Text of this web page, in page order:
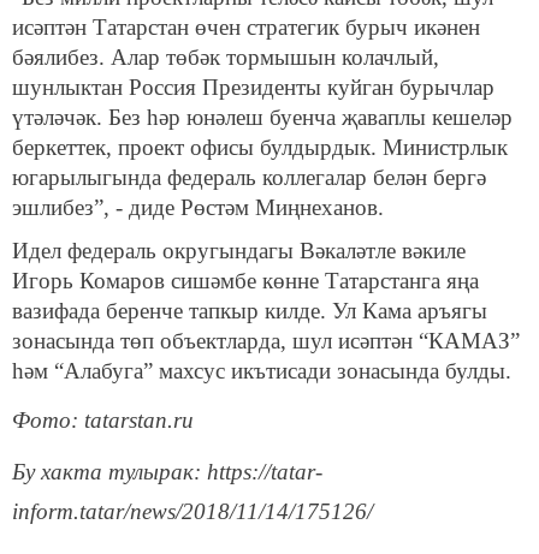
исәптән Татарстан өчен стратегик бурыч икәнен
бәялибез. Алар төбәк тормышын колачлый,
шунлыктан Россия Президенты куйган бурычлар
үтәләчәк. Без һәр юнәлеш буенча җаваплы кешеләр
беркеттек, проект офисы булдырдык. Министрлык
югарылыгында федераль коллегалар белән бергә
эшлибез”, - диде Рөстәм Миңнеханов.
Идел федераль округындагы Вәкаләтле вәкиле
Игорь Комаров сишәмбе көнне Татарстанга яңа
вазифада беренче тапкыр килде. Ул Кама аръягы
зонасында төп объектларда, шул исәптән “КАМАЗ”
һәм “Алабуга” махсус икътисади зонасында булды.
Фото: tatarstan.ru
Бу хакта тулырак: https://tatar-
inform.tatar/news/2018/11/14/175126/